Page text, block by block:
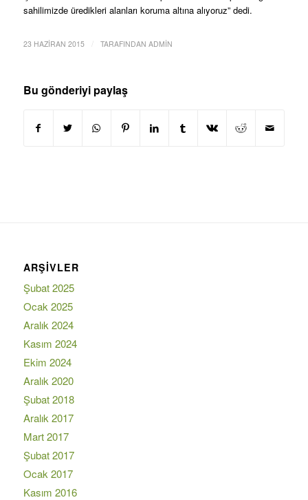
sahilimizde üredikleri alanları koruma altına alıyoruz” dedi.
23 HAZIRAN 2015 TARAFINDAN ADMIN
Bu gönderiyi paylaş
ARŞIVLER
Şubat 2025
Ocak 2025
Aralık 2024
Kasım 2024
Ekim 2024
Aralık 2020
Şubat 2018
Aralık 2017
Mart 2017
Şubat 2017
Ocak 2017
Kasım 2016